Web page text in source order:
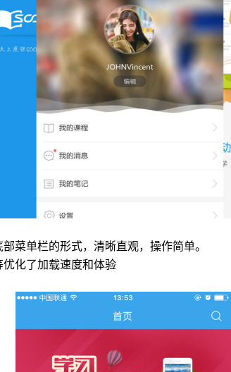
菜单栏的形式，清晰直观，操作简单。
化了加载速度和体验